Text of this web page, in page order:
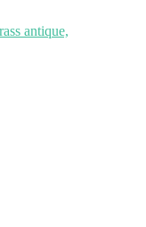
antique,